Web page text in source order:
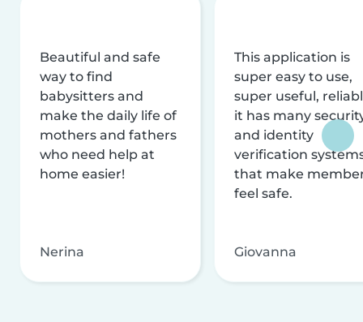
Beautiful and safe
way to find
babysitters and
make the daily life of
mothers and fathers
who need help at
home easier!
Nerina
This application is
super easy to use,
super useful,
it has many
and identity
verification
that make
feel safe.
Giovanna